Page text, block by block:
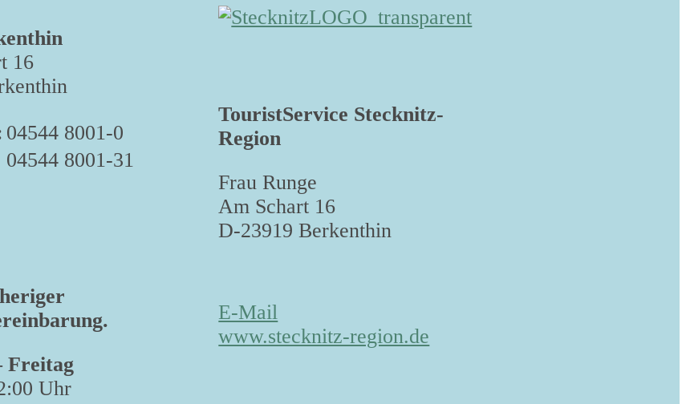
16
04544 8001-0
04544 8001-31
Freitag
Uhr
TouristService Stecknitz-
Region
Frau Runge
Am Schart 16
D-23919 Berkenthin
E-Mail
www.stecknitz-region.de